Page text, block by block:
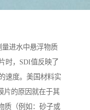
进水中悬浮物质
时，SDI值反映了
速度。美国材料实
片的原因就在于其
质（例如：砂子或